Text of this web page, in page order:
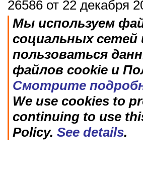
26586 от 22 декабря
Мы используем
социальных сетей
пользоваться
файлов cookie и
Смотрите
We use cookies to
continuing to use
Policy. See details.